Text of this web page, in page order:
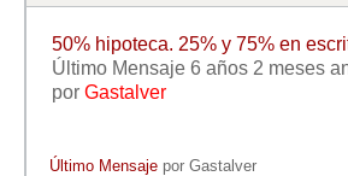
Diccionario
Entrar / Salir
50% hipoteca. 25% y 75% en
Último Mensaje 6 años 2 meses
por Gastalver
Último Mensaje porGastalver